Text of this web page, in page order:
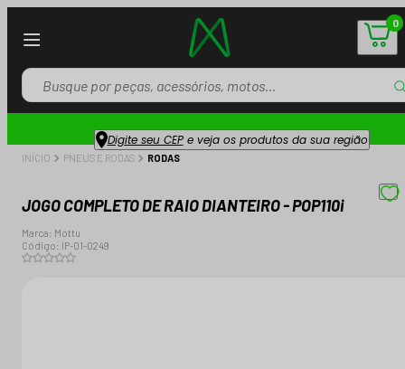
0
Digite seu CEPe veja os produtos da sua região
INÍCIO PNEUS E RODAS RODAS
JOGO COMPLETO DE RAIO DIANTEIRO - POP110i
Marca: Mottu
Código: IP-01-0249